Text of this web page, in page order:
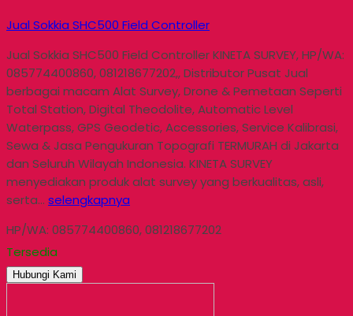
Jual Sokkia SHC500 Field Controller
Jual Sokkia SHC500 Field Controller KINETA SURVEY, HP/WA:
085774400860, 081218677202,, Distributor Pusat Jual
berbagai macam Alat Survey, Drone & Pemetaan Seperti
Total Station, Digital Theodolite, Automatic Level
Waterpass, GPS Geodetic, Accessories, Service Kalibrasi,
Sewa & Jasa Pengukuran Topografi TERMURAH di Jakarta
dan Seluruh Wilayah Indonesia. KINETA SURVEY
menyediakan produk alat survey yang berkualitas, asli,
serta… selengkapnya
HP/WA: 085774400860, 081218677202
Tersedia
Hubungi Kami